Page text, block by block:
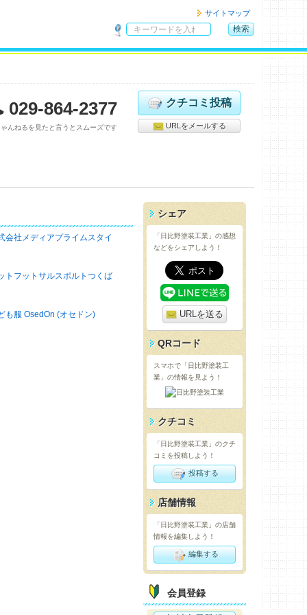
サイトマップ
内
索
検索
029-864-2377
んねるを見たと言うとスムーズです
クチコミ投稿
URLをメールする
会社メディアプライムスタイ
トフットサルスポルトつくば
も服 OsedOn (オセドン)
シェア
「日比野塗装工業」の感想
などをシェアしよう！
URLを送る
QRコード
スマホで「日比野塗装工
業」の情報を見よう！
クチコミ
「日比野塗装工業」のクチ
コミを投稿しよう！
投稿する
店舗情報
「日比野塗装工業」の店舗
情報を編集しよう！
編集する
会員登録